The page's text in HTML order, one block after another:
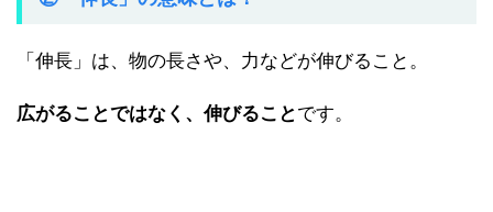
「伸長」は、物の長さや、力などが伸びること。
広がることではなく、伸びることです。